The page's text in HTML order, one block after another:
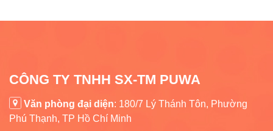
CÔNG TY TNHH SX-TM PUWA
Văn phòng đại diện: 180/7 Lý Thánh Tôn, Phường
Phú Thạnh, TP Hồ Chí Minh